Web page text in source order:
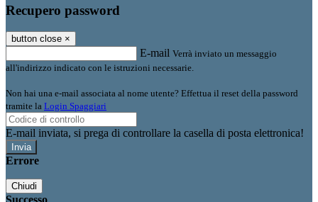
Recupero password
button close ×
E-mail Verrà inviato un messaggio
all'indirizzo indicato con le istruzioni necessarie.
Non hai una e-mail associata al nome utente? Effettua il reset della password
tramite la Login Spaggiari
E-mail inviata, si prega di controllare la casella di posta elettronica!
Errore
Chiudi